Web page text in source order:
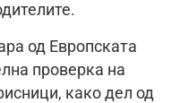
од Европската
проверка на
како дел од